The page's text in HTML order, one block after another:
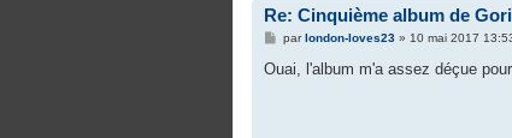
Re: Cinquième album de
M
s
parlondon-loves23» 10 mai 2017
Ouai, l'album m'a assez déçue